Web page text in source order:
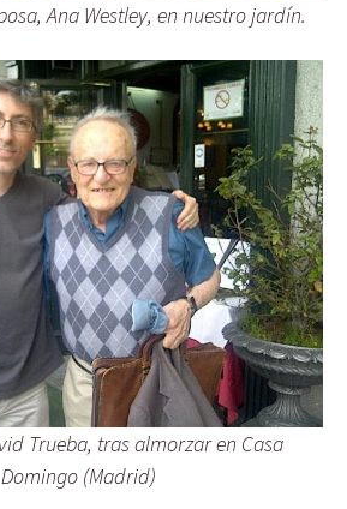
Ana Westley, en nuestro jardín.
Trueba, tras almorzar en Casa
Domingo (Madrid)